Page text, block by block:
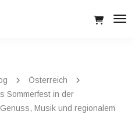
Österreich
Sommerfest in der
Musik und regionalem